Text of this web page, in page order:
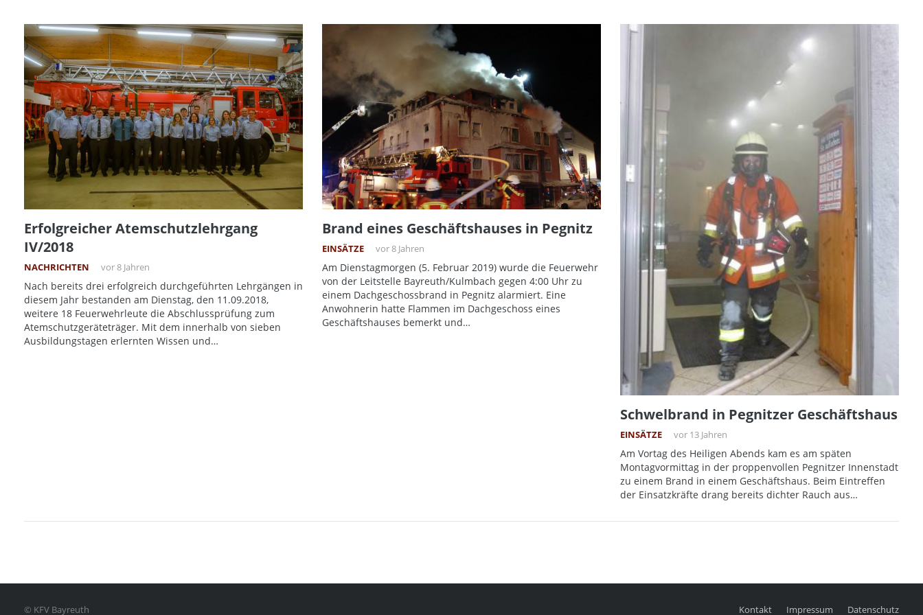
Erfolgreicher Atemschutzlehrgang
IV/2018
NACHRICHTEN vor 8 Jahren
Nach bereits drei erfolgreich durchgeführten Lehrgängen in
diesem Jahr bestanden am Dienstag, den 11.09.2018,
weitere 18 Feuerwehrleute die Abschlussprüfung zum
Atemschutzgeräteträger. Mit dem innerhalb von sieben
Ausbildungstagen erlernten Wissen und…
Brand eines Geschäftshauses in Pegnitz
EINSÄTZE vor 8 Jahren
Am Dienstagmorgen (5. Februar 2019) wurde die Feuerwehr
von der Leitstelle Bayreuth/Kulmbach gegen 4:00 Uhr zu
einem Dachgeschossbrand in Pegnitz alarmiert. Eine
Anwohnerin hatte Flammen im Dachgeschoss eines
Geschäftshauses bemerkt und…
Schwelbrand in Pegnitzer Geschäftshaus
EINSÄTZE vor 13 Jahren
Am Vortag des Heiligen Abends kam es am späten
Montagvormittag in der proppenvollen Pegnitzer Innenstadt
zu einem Brand in einem Geschäftshaus. Beim Eintreffen
der Einsatzkräfte drang bereits dichter Rauch aus…
© KFV Bayreuth Kontakt Impressum Datenschutz